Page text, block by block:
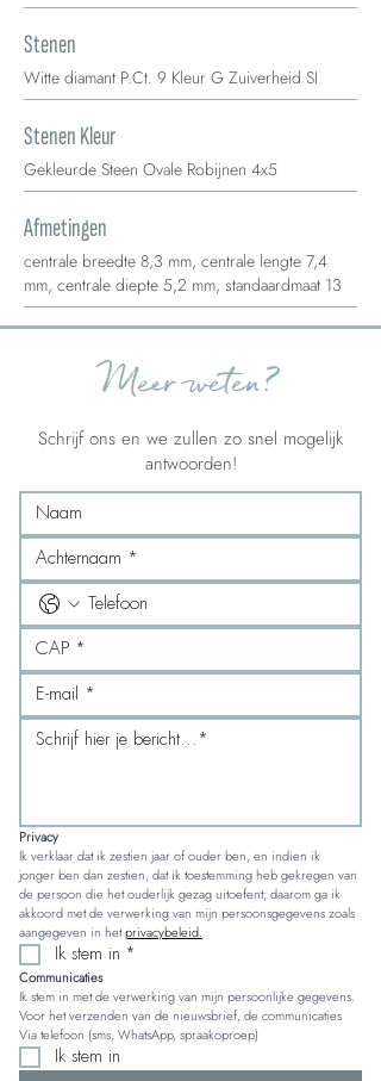
Stenen
Witte diamant P.Ct. 9 Kleur G Zuiverheid SI
Stenen Kleur
Gekleurde Steen Ovale Robijnen 4x5
Afmetingen
centrale breedte 8,3 mm, centrale lengte 7,4
mm, centrale diepte 5,2 mm, standaardmaat 13
Meer weten?
Schrijf ons en we zullen zo snel mogelijk
antwoorden!
Privacy
Ik verklaar dat ik zestien jaar of ouder ben, en indien ik
jonger ben dan zestien, dat ik toestemming heb gekregen van
de persoon die het ouderlijk gezag uitoefent; daarom ga ik
akkoord met de verwerking van mijn persoonsgegevens zoals
aangegeven in het privacybeleid.
Ik stem in *
Communicaties
Ik stem in met de verwerking van mijn persoonlijke gegevens.
Voor het verzenden van de nieuwsbrief, de communicaties
Via telefoon (sms, WhatsApp, spraakoproep)
Ik stem in